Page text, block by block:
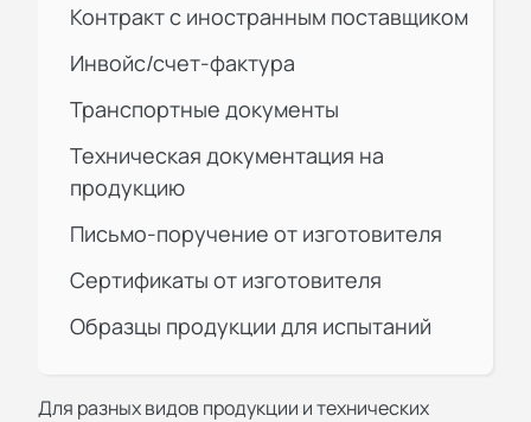
Контракт с иностранным поставщиком
Инвойс/счет-фактура
Транспортные документы
Техническая документация на
продукцию
Письмо-поручение от изготовителя
Сертификаты от изготовителя
Образцы продукции для испытаний
Для разных видов продукции и технических